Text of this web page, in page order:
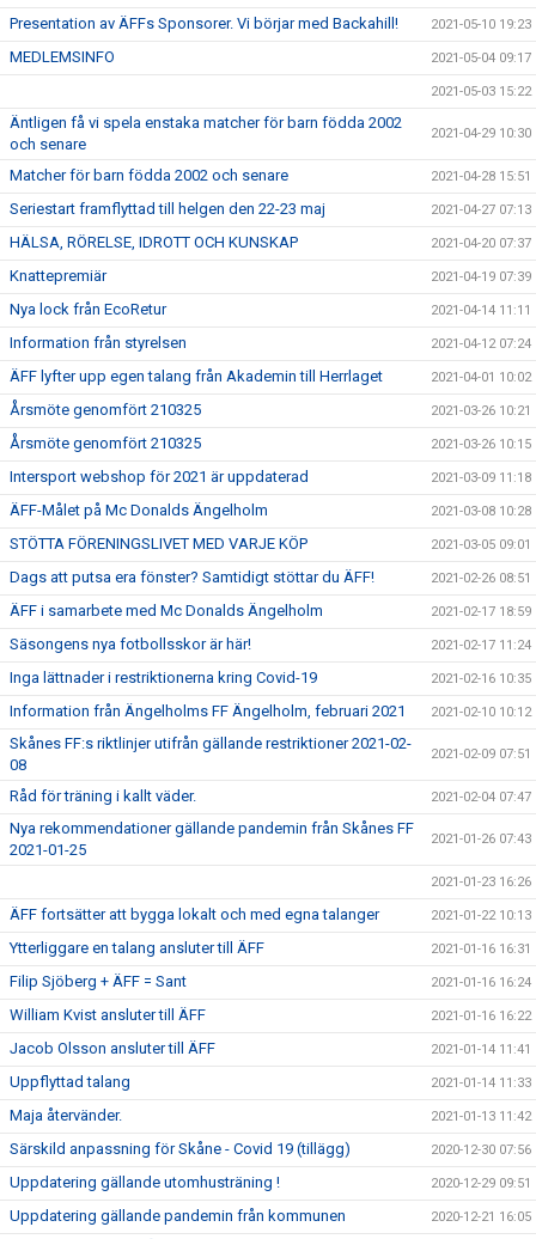
Presentation av ÄFFs Sponsorer. Vi börjar med Backahill! 2021-05-10 19:23
MEDLEMSINFO 2021-05-04 09:17
2021-05-03 15:22
Äntligen få vi spela enstaka matcher för barn födda 2002
och senare
2021-04-29 10:30
Matcher för barn födda 2002 och senare 2021-04-28 15:51
Seriestart framflyttad till helgen den 22-23 maj 2021-04-27 07:13
HÄLSA, RÖRELSE, IDROTT OCH KUNSKAP 2021-04-20 07:37
Knattepremiär 2021-04-19 07:39
Nya lock från EcoRetur 2021-04-14 11:11
Information från styrelsen 2021-04-12 07:24
ÄFF lyfter upp egen talang från Akademin till Herrlaget 2021-04-01 10:02
Årsmöte genomfört 210325 2021-03-26 10:21
Årsmöte genomfört 210325 2021-03-26 10:15
Intersport webshop för 2021 är uppdaterad 2021-03-09 11:18
ÄFF-Målet på Mc Donalds Ängelholm 2021-03-08 10:28
STÖTTA FÖRENINGSLIVET MED VARJE KÖP 2021-03-05 09:01
Dags att putsa era fönster? Samtidigt stöttar du ÄFF! 2021-02-26 08:51
ÄFF i samarbete med Mc Donalds Ängelholm 2021-02-17 18:59
Säsongens nya fotbollsskor är här! 2021-02-17 11:24
Inga lättnader i restriktionerna kring Covid-19 2021-02-16 10:35
Information från Ängelholms FF Ängelholm, februari 2021 2021-02-10 10:12
Skånes FF:s riktlinjer utifrån gällande restriktioner 2021-02-
08
2021-02-09 07:51
Råd för träning i kallt väder. 2021-02-04 07:47
Nya rekommendationer gällande pandemin från Skånes FF
2021-01-25
2021-01-26 07:43
2021-01-23 16:26
ÄFF fortsätter att bygga lokalt och med egna talanger 2021-01-22 10:13
Ytterliggare en talang ansluter till ÄFF 2021-01-16 16:31
Filip Sjöberg + ÄFF = Sant 2021-01-16 16:24
William Kvist ansluter till ÄFF 2021-01-16 16:22
Jacob Olsson ansluter till ÄFF 2021-01-14 11:41
Uppflyttad talang 2021-01-14 11:33
Maja återvänder. 2021-01-13 11:42
Särskild anpassning för Skåne - Covid 19 (tillägg) 2020-12-30 07:56
Uppdatering gällande utomhusträning ! 2020-12-29 09:51
Uppdatering gällande pandemin från kommunen 2020-12-21 16:05